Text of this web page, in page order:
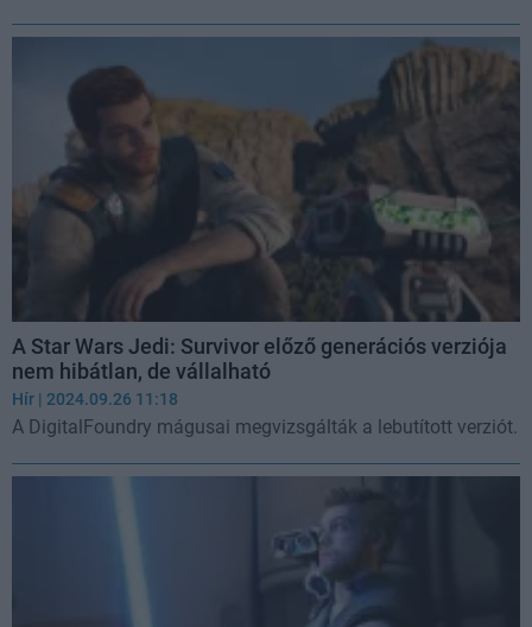
A Star Wars Jedi: Survivor előző generációs verziója
nem hibátlan, de vállalható
Hír | 2024.09.26 11:18
A DigitalFoundry mágusai megvizsgálták a lebutított verziót.